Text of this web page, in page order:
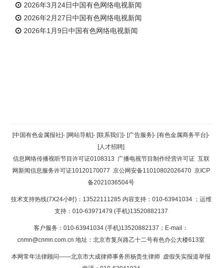
2026年3月24日中国有色网络电视新闻
2026年2月27日中国有色网络电视新闻
2026年1月9日中国有色网络电视新闻
返回顶部
返回首页
[中国有色金属报社]- [网站导航]- [联系我们]- [广告服务]- [有色金属商务平台]-
[人才招聘]
信息网络传播视听节目许可证0108313 广播电视节目制作经营许可证 互联
网新闻信息服务许可证10120170077 京公网安备11010802026470 京ICP
备2021036504号
技术支持热线(7X24小时)：13522111285 内容支持：010-63941034 ；运维
支持：010-63971479 (手机)13520882137
客户服务：010-63941034 (手机)13520882137；E-mail：
cnmn@cnmn.com.cn 地址：北京市复兴路乙十二号有色办公大楼613室
本网常年法律顾问——北京市大成律师事务所杨贵生律师 虚假失实报道举报